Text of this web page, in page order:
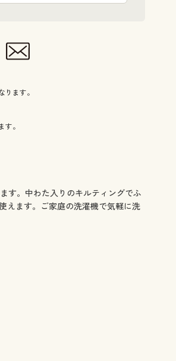
ます。
。
す。中わた入りのキルティングでふ
えます。ご家庭の洗濯機で気軽に洗